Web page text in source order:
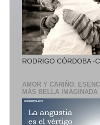
RODRIGO CÓRDOBA -
AMOR Y CARIÑO.
MÁS BELLA IMAGINADA